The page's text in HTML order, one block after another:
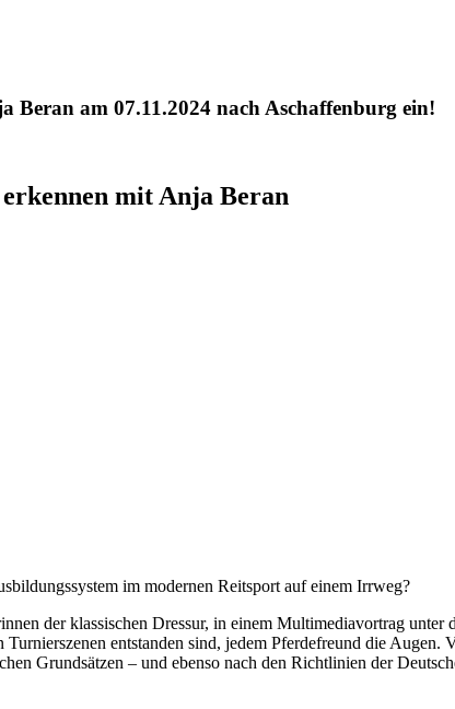
Beran am 07.11.2024 nach Aschaffenburg ein!
mit Anja Beran
im modernen Reitsport auf einem Irrweg?
der klassischen Dressur, in einem Multimediavortrag
entstanden sind, jedem Pferdefreund die
Grundsätzen – und ebenso nach den Richtlinien der